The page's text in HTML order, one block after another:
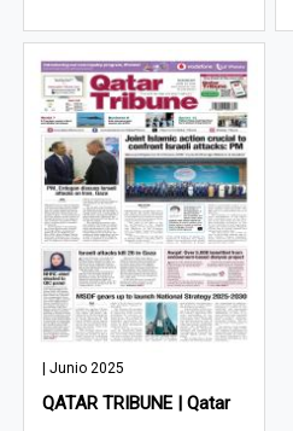
| Junio 2025
QATAR TRIBUNE | Qatar